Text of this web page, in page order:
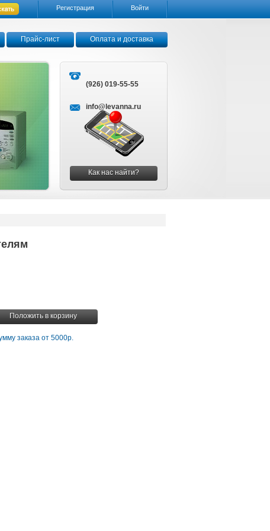
Регистрация Войти
Прайс-лист Оплата и доставка
(926) 019-55-55
info@levanna.ru
Как нас найти?
Положить в корзину
заказа от 5000р.